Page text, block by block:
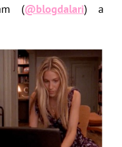
(@blogdalari) a